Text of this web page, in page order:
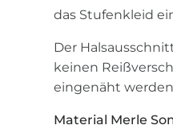
das Stufenkleid
Der
keinen
eingenäht
Material Merle